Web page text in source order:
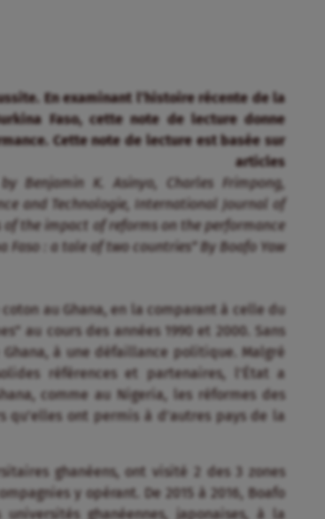
En examinant l’histoire récente de la
Faso, cette note de lecture donne
Cette note de lecture est basée sur
Benjamin K. Asinyo, Charles Frimpong,
and Technologie, International Journal of
of the impact of reforms on the performance
: a tale of two countries” By Boafo Yaw
au Ghana, en la comparant à celle du
au cours des années 1990 et 2000. Sans
à une défaillance politique. Malgré
références et partenaires, l’État a
comme au Nigeria, les réformes des
ont permis à d’autres pays de la
ghanéens, ont visité 2 des 3 zones
y opérant. De 2015 à 2016, Boafo
ghanéennes, japonaises, à la